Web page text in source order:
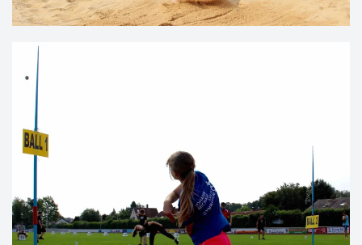
VERGRÖSSERN